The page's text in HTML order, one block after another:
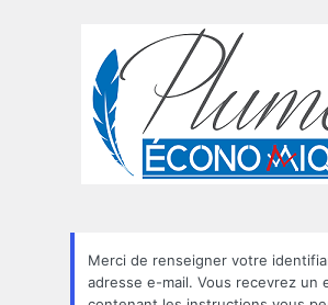
Merci de renseigner votre
adresse e-mail. Vous recevrez un